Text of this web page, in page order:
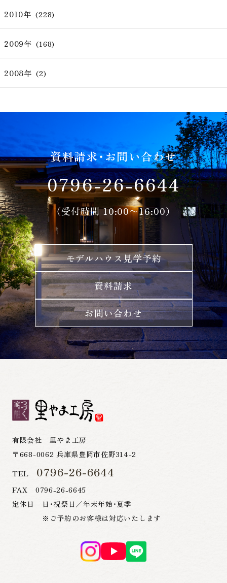
2010年 (228)
2009年 (168)
2008年 (2)
資料請求・お問い合わせ
0796-26-6644
（受付時間 10:00〜16:00）
モデルハウス見学予約
資料請求
お問い合わせ
有限会社 里やま工房
〒668-0062 兵庫県豊岡市佐野314-2
TEL 0796-26-6644
FAX 0796-26-6645
定休日 日・祝祭日／年末年始・夏季
※ご予約のお客様は対応いたします